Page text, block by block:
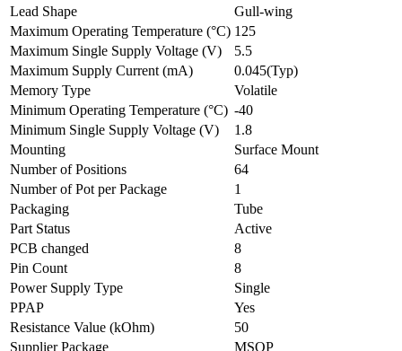
Lead Shape
Gull-wing
Maximum Operating Temperature (°C) 125
Maximum Single Supply Voltage (V)
5.5
Maximum Supply Current (mA)
0.045(Typ)
Memory Type
Volatile
Minimum Operating Temperature (°C) -40
Minimum Single Supply Voltage (V)
1.8
Mounting
Surface Mount
Number of Positions
64
Number of Pot per Package
1
Packaging
Tube
Part Status
Active
PCB changed
8
Pin Count
8
Power Supply Type
Single
PPAP
Yes
Resistance Value (kOhm)
50
Supplier Package
MSOP